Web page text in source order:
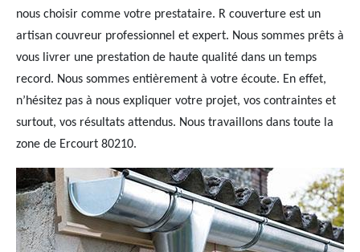
nous choisir comme votre prestataire. R couverture est un
artisan couvreur professionnel et expert. Nous sommes prêts à
vous livrer une prestation de haute qualité dans un temps
record. Nous sommes entièrement à votre écoute. En effet,
n’hésitez pas à nous expliquer votre projet, vos contraintes et
surtout, vos résultats attendus. Nous travaillons dans toute la
zone de Ercourt 80210.